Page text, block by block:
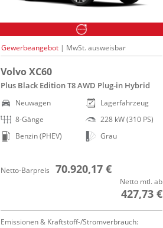
Gewerbeangebot| MwSt. ausweisbar
Volvo XC60
Plus Black Edition T8 AWD Plug-in Hybrid
Neuwagen
8-Gänge
Benzin (PHEV)
Lagerfahrzeug
228 kW (310 PS)
Grau
Netto-Barpreis 70.920,17 €
Netto mtl. ab
427,73 €
Emissionen & Kraftstoff-/Stromverbrauch: